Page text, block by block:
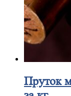
Пруток